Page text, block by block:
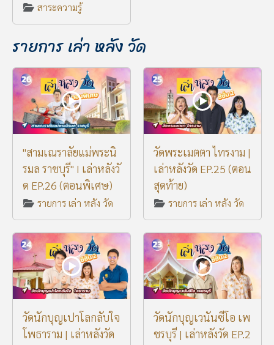
สาระความรู้
รายการ เล่า หลัง วัด
"สามเณราลัยแม่พระนิ
รมล ราชบุรี" I เล่าหลังวั
ด EP.26 (ตอนพิเศษ)
รายการ เล่า หลัง วัด
วัดพระเมตตา ไทรงาม |
เล่าหลังวัด EP.25 (ตอน
สุดท้าย)
รายการ เล่า หลัง วัด
วัดนักบุญเปาโลกลับใจ
โพธาราม | เล่าหลังวัด
วัดนักบุญเวนันซีโอ เพ
ชรบุรี | เล่าหลังวัด EP.2